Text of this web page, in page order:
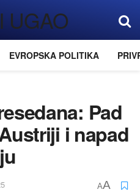
EVROPSKA POLITIKA
Pad
i napad
AA